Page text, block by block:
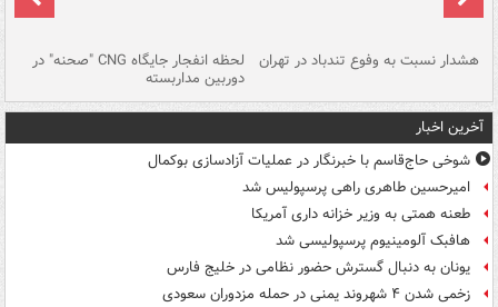
هشدار نسبت به وفوع تندباد در تهران لحظه انفجار جایگاه CNG "صحنه" در
دوربین مداربسته
آخرین اخبار
شوخی حاج‌قاسم با خبرنگار در عملیات آزادسازی بوکمال
امیرحسین طاهری راهی پرسپولیس شد
طعنه همتی به وزیر خزانه داری آمریکا
هافبک آلومینیوم پرسپولیسی شد
یونان به دنبال گسترش حضور نظامی در خلیج فارس
زخمی شدن ۴ شهروند یمنی در حمله مزدوران سعودی